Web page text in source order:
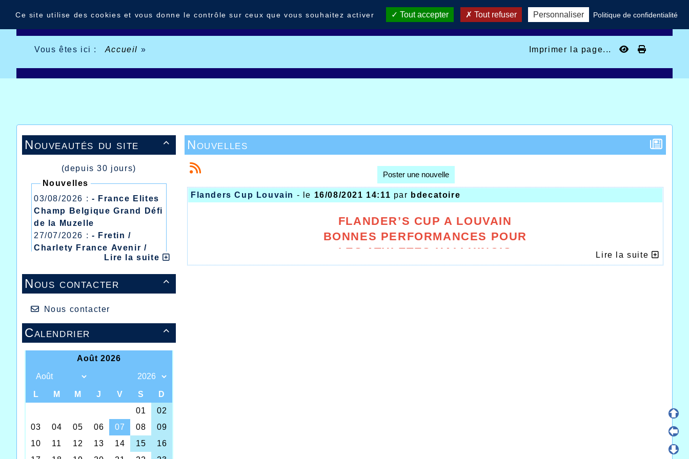
Vous êtes ici : Accueil » Imprimer la page...

Nouveautés du site
(depuis 30 jours)
Nouvelles
03/08/2026 : - France Elites
Champ Belgique Grand Défi
de la Muzelle
27/07/2026 : - Fretin /
Charlety France Avenir /
Heusden Zolder
20/07/2026 :- Courtrai /
Mont des Cats
Meeting Abeilles /
Régionaux /
Lire la suite

Nous contacter
Nous contacter

Calendrier
Nouvelles
Poster une nouvelle
Flanders Cup Louvain - le 16/08/2021 14:11 par bdecatoire
FLANDER’S CUP A LOUVAIN
BONNES PERFORMANCES POUR
LES ATHLETES HALLUINOIS
Lire la suite
Ce site utilise des cookies et vous donne le contrôle sur ceux que vous souhaitez activer Tout accepter Tout refuser Personnaliser Politique de confidentialité